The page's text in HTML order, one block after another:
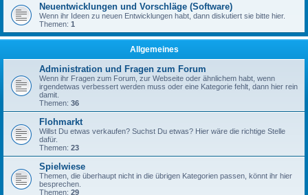
Neuentwicklungen und Vorschläge (Software)
Wenn ihr Ideen zu neuen Entwicklungen habt, dann diskutiert sie bitte hier.
Themen: 1
Allgemeines
Administration und Fragen zum Forum
Wenn ihr Fragen zum Forum, zur Webseite oder ähnlichem habt, wenn
irgendetwas verbessert werden muss oder eine Kategorie fehlt, dann hier rein
damit.
Themen: 36
Flohmarkt
Willst Du etwas verkaufen? Suchst Du etwas? Hier wäre die richtige Stelle
dafür.
Themen: 23
Spielwiese
Themen, die überhaupt nicht in die übrigen Kategorien passen, könnt ihr hier
besprechen.
Themen: 29